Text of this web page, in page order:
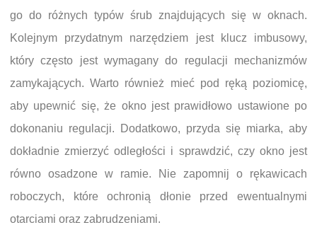
go do różnych typów śrub znajdujących się w oknach.
Kolejnym przydatnym narzędziem jest klucz imbusowy,
który często jest wymagany do regulacji mechanizmów
zamykających. Warto również mieć pod ręką poziomicę,
aby upewnić się, że okno jest prawidłowo ustawione po
dokonaniu regulacji. Dodatkowo, przyda się miarka, aby
dokładnie zmierzyć odległości i sprawdzić, czy okno jest
równo osadzone w ramie. Nie zapomnij o rękawicach
roboczych, które ochronią dłonie przed ewentualnymi
otarciami oraz zabrudzeniami.